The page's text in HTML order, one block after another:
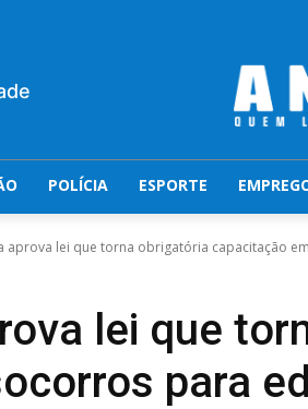
POLÍCIA ESPORTE
aprova lei que torna obrigatória capacitação
lei que
para